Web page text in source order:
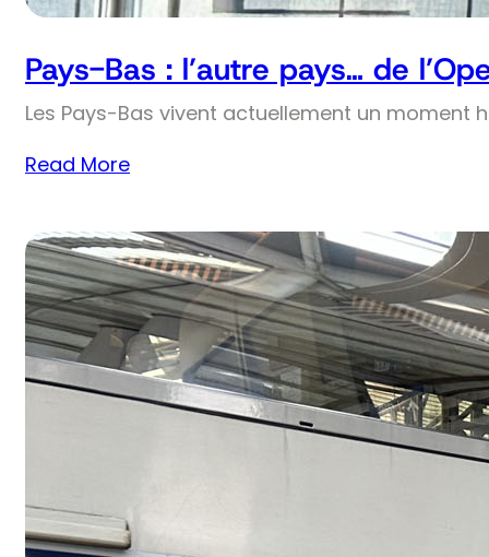
Pays-Bas : l’autre pays… de
Les Pays-Bas vivent actuellement un moment
Read More